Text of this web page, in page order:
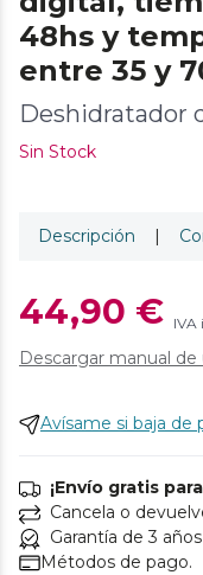
48hs y
entre 35 y
Deshidratador
Sin Stock
Descripción |
44,90 € IVA
Descargar manual de
Avísame si baja de
¡Envío gratis
Cancela o
Garantía de 3
Métodos de pago.